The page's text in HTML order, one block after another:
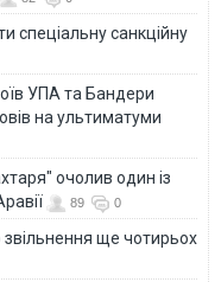
спеціальну санкційну
УПА та Бандери
на ультиматуми
очолив один із
89 0
звільнення ще чотирьох